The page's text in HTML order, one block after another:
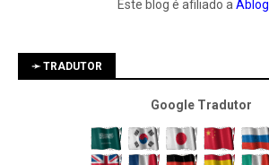
Este blog é afiliado aAblog
➛ TRADUTOR
Google Tradutor